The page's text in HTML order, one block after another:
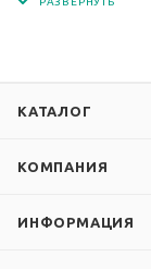
КАТАЛОГ
КОМПАНИЯ
ИНФОРМАЦИЯ